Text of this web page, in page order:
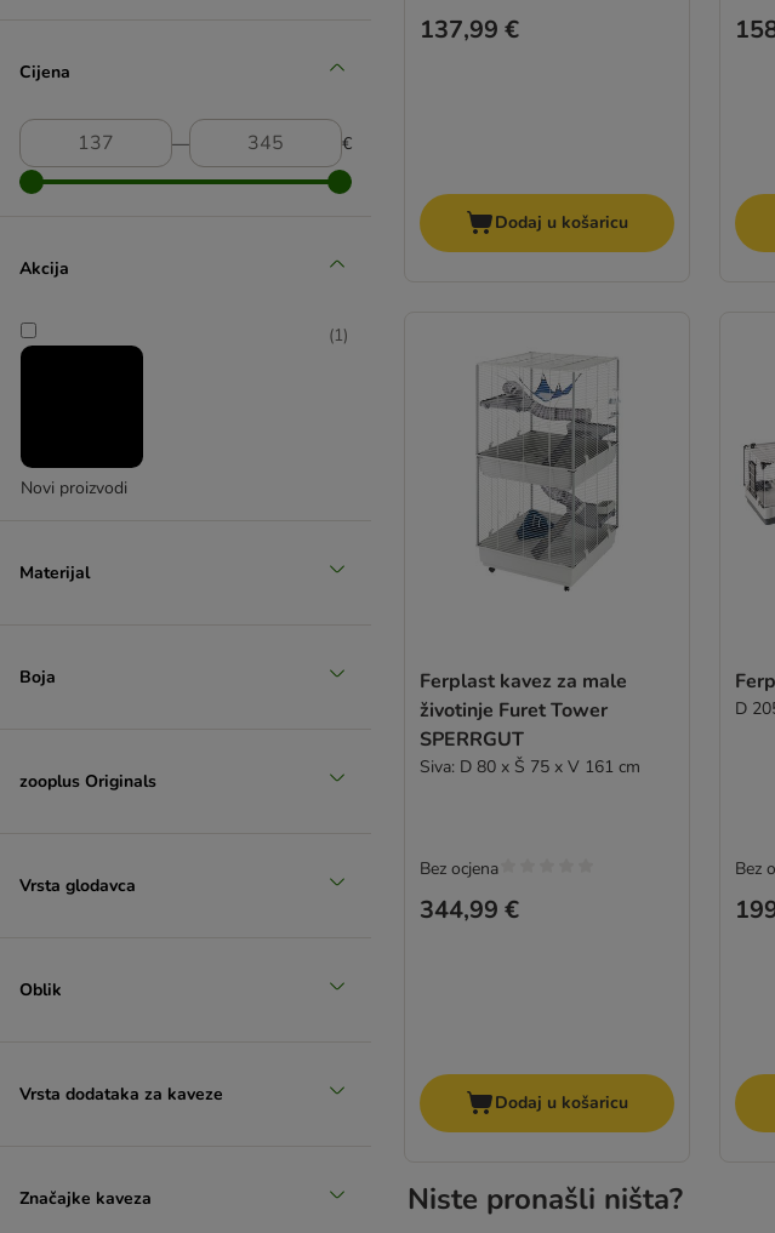
Cijena
― €
Akcija
Novi proizvodi
(1)
Materijal
Boja
zooplus Originals
Vrsta glodavca
Oblik
Vrsta dodataka za kaveze
Značajke kaveza
137,99 €
Dodaj u košaricu
Ferplast kavez za male
životinje Furet Tower
SPERRGUT
Siva: D 80 x Š 75 x V 161 cm
344,99 €
Bez ocjena
Dodaj u košaricu
D
Bez
Niste pronašli ništa?